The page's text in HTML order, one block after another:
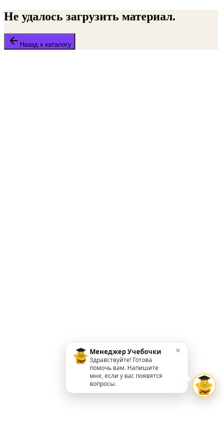
Не удалось загрузить материал.
Назад к каталогу
Менеджер Учебочки
Здравствуйте! Готова
помочь вам. Напишите
мне, если у вас появятся
вопросы.
×